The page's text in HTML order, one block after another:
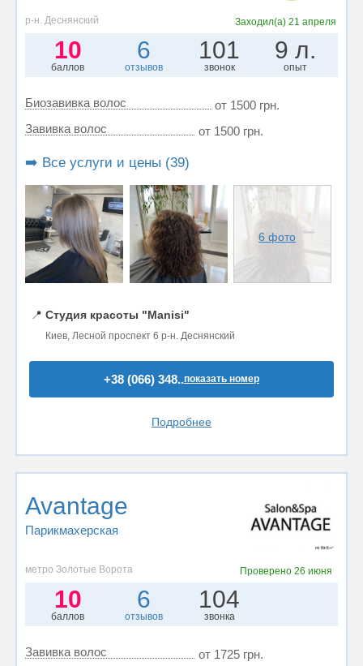
р-н. Деснянский Заходил(а)21 апреля
10
баллов
6
отзывов
101
звонок
9 л.
опыт
Биозавивка волос
от 1500 грн.
Завивка волос
от 1500 грн.
➡️ Все услуги и цены (39)
6 фото
📍 Студия красоты "Manisi"
Киев, Лесной проспект 6 р-н. Деснянский
+38 (066) 348..показать номер
Подробнее
Avantage
Парикмахерская
метро Золотые Ворота Проверено 26 июня
10
баллов
6
отзывов
104
звонка
Завивка волос от 1725 грн.